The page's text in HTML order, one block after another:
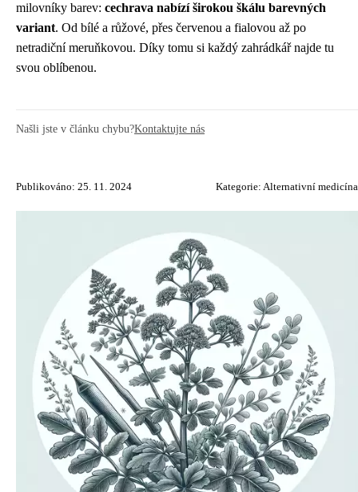
milovníky barev: cechrava nabízí širokou škálu barevných
variant. Od bílé a růžové, přes červenou a fialovou až po
netradiční meruňkovou. Díky tomu si každý zahrádkář najde tu
svou oblíbenou.
Našli jste v článku chybu?Kontaktujte nás
Publikováno: 25. 11. 2024 Kategorie: Alternativní medicína